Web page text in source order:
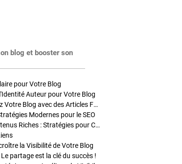
blog et booster son
pour Votre Blog
Auteur pour Votre Blog
Stratégies de Publication : Boostez Votre Blog avec des Articles Fréquents et Exclusifs
Modernes pour le SEO
Enrichir Vos Articles avec des Contenus Riches : Stratégies pour Captiver et Optimiser
la Visibilité de Votre Blog
partage est la clé du succès !